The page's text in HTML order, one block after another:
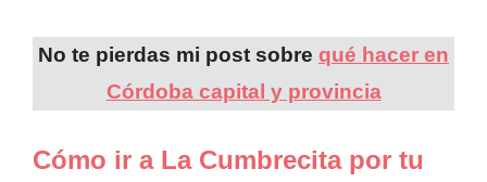
No te pierdas mi post sobre qué hacer en
Córdoba capital y provincia
Cómo ir a La Cumbrecita por tu